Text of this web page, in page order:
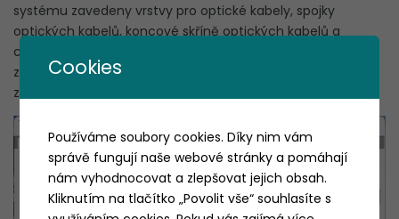
systému zavedeny vrstvy pro optické kabely, spojky
optických kabelů, koncové skříně optických kabelů a
chráničky optických kabelů. Grafické objekty
zaznamenávané do těchto vrstev mají svůj informační
záznam a přesně definované vazby.
Cookies
Používáme soubory cookies. Díky nim vám
správě fungují naše webové stránky a pomáhají
nám vyhodnocovat a zlepšovat jejich obsah.
Kliknutím na tlačítko „Povolit vše“ souhlasíte s